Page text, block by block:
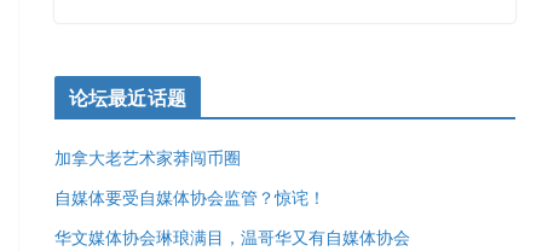
论坛最近话题
加拿大老艺术家莽闯币圈
自媒体要受自媒体协会监管？惊诧！
华文媒体协会琳琅满目，温哥华又有自媒体协会